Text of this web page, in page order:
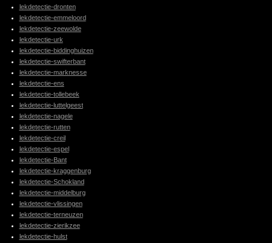
lekdetectie-dronten
lekdetectie-emmeloord
lekdetectie-zeewolde
lekdetectie-urk
lekdetectie-biddinghuizen
lekdetectie-swifterbant
lekdetectie-marknesse
lekdetectie-ens
lekdetectie-tollebeek
lekdetectie-luttelgeest
lekdetectie-nagele
lekdetectie-rutten
lekdetectie-creil
lekdetectie-espel
lekdetectie-Bant
lekdetectie-kraggenburg
lekdetectie-Schokland
lekdetectie-middelburg
lekdetectie-vlissingen
lekdetectie-terneuzen
lekdetectie-zierikzee
lekdetectie-hulst